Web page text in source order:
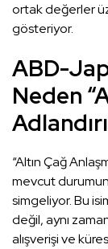
ortak değerler
gösteriyor.
ABD-
Neden
“Altın Çağ
mevcut
simgeliyor. Bu
değil, aynı
alışverişi ve